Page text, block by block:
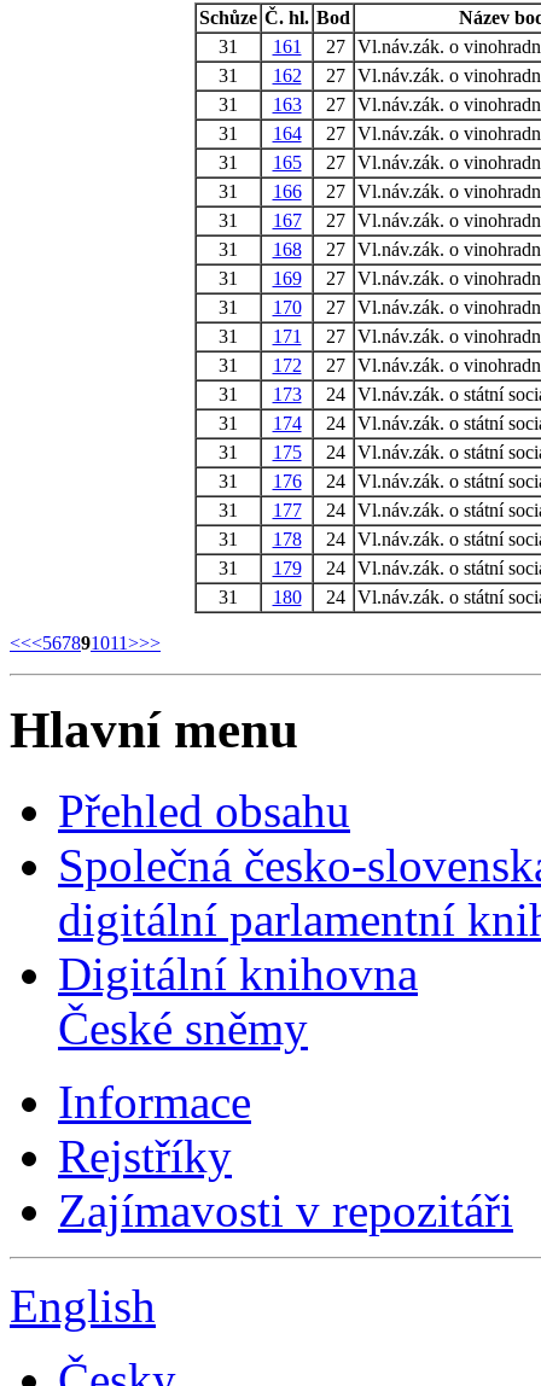
Schůze Č. hl. Bod
Název
31
161 27 Vl.náv.zák. o
31
162 27 Vl.náv.zák. o
31
163 27 Vl.náv.zák. o
31
164 27 Vl.náv.zák. o
31
165 27 Vl.náv.zák. o
31
166 27 Vl.náv.zák. o
31
167 27 Vl.náv.zák. o
31
168 27 Vl.náv.zák. o
31
169 27 Vl.náv.zák. o
31
170 27 Vl.náv.zák. o
31
171 27 Vl.náv.zák. o
31
172 27 Vl.náv.zák. o
31
173 24 Vl.náv.zák. o státní
31
174 24 Vl.náv.zák. o státní
31
175 24 Vl.náv.zák. o státní
31
176 24 Vl.náv.zák. o státní
31
177 24 Vl.náv.zák. o státní
31
178 24 Vl.náv.zák. o státní
31
179 24 Vl.náv.zák. o státní
31
180 24 Vl.náv.zák. o státní
<<<567891011>>>
Hlavní menu
Přehled obsahu
Společná česko-
digitální parlamentní
Digitální knihovna
České sněmy
Informace
Rejstříky
Zajímavosti v repozitáři
English